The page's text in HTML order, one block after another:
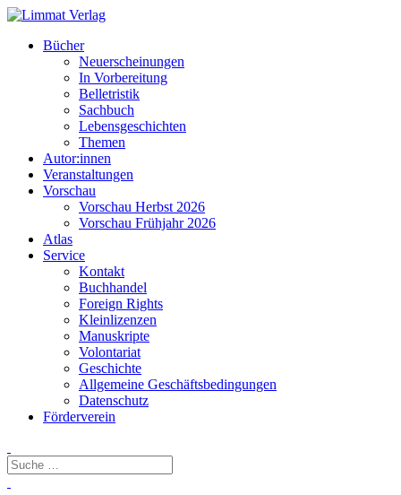
Bücher
Neuerscheinungen
In Vorbereitung
Belletristik
Sachbuch
Lebensgeschichten
Themen
Autor:innen
Veranstaltungen
Vorschau
Vorschau Herbst 2026
Vorschau Frühjahr 2026
Atlas
Service
Kontakt
Buchhandel
Foreign Rights
Kleinlizenzen
Manuskripte
Volontariat
Geschichte
Allgemeine Geschäftsbedingungen
Datenschutz
Förderverein